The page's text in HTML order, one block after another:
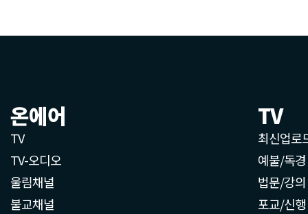
온에어
TV
TV-오디오
울림채널
불교채널
TV
최신업로
예불/독경
법문/강의
포교/신행